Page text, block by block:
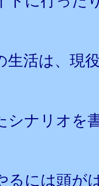
生活は、現
シナリオを
るには頭が